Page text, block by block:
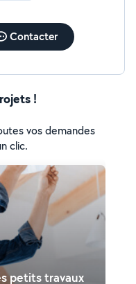
Contacter
!
vos demandes
clic.
petits travaux